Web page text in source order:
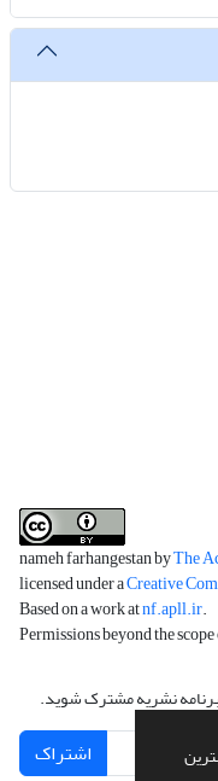
nameh farhangestan byThe
licensed under aCreative
Based on a work atnf.apll.ir.
Permissions beyond the
نشریه مشترک شوید.
اشتراک